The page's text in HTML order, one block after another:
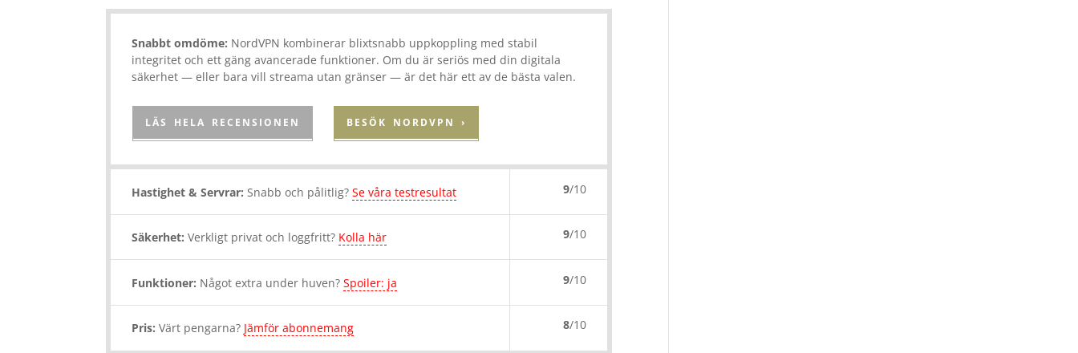
Snabbt omdöme: NordVPN kombinerar blixtsnabb uppkoppling med stabil
integritet och ett gäng avancerade funktioner. Om du är seriös med din digitala
säkerhet — eller bara vill streama utan gränser — är det här ett av de bästa valen.
LÄS HELA RECENSIONEN BESÖK NORDVPN ›
Hastighet & Servrar: Snabb och pålitlig? Se våra testresultat 9/10
Säkerhet: Verkligt privat och loggfritt? Kolla här 9/10
Funktioner: Något extra under huven? Spoiler: ja 9/10
Pris: Värt pengarna? Jämför abonnemang 8/10